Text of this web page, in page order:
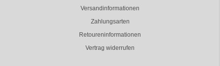
Versandinformationen
Zahlungsarten
Retoureninformationen
Vertrag widerrufen